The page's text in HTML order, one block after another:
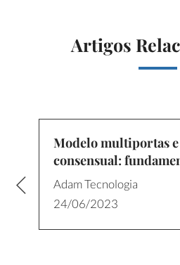
Artigos
Modelo multiportas
consensual:
Adam Tecnologia
24/06/2023